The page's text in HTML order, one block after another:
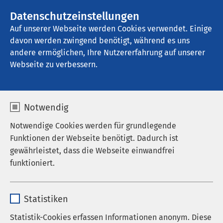
Datenschutzeinstellungen
Auf unserer Webseite werden Cookies verwendet. Einige
davon werden zwingend benötigt, während es uns
andere ermöglichen, Ihre Nutzererfahrung auf unserer
Webseite zu verbessern.
Notwendig
Notwendige Cookies werden für grundlegende
Funktionen der Webseite benötigt. Dadurch ist
gewährleistet, dass die Webseite einwandfrei
funktioniert.
Anbieter sgalinski
Statistiken
Statistik-Cookies erfassen Informationen anonym. Diese
AMEOS Spital Einsiedeln